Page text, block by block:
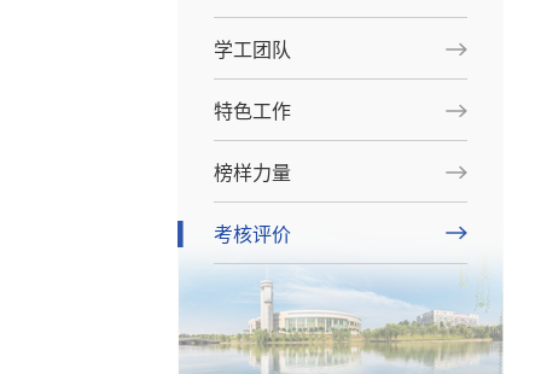
学工团队
特色工作
榜样力量
考核评价